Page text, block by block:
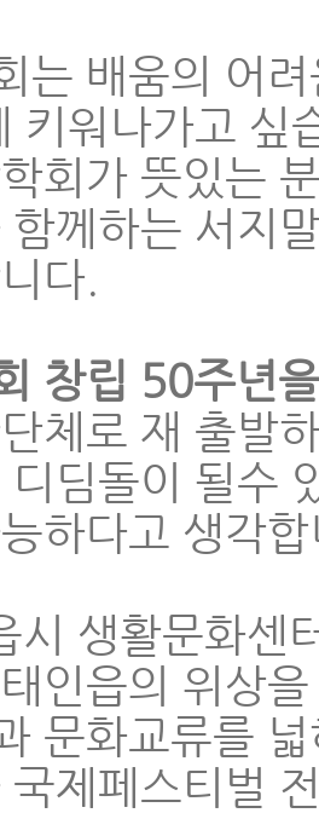
는 배움의 어
키워나가고 싶
회가 뜻있는
함께하는 서지
다.
창립 50주년
체로 재 출발
딤돌이 될수
하다고 생각
시 생활문화센
인읍의 위상
문화교류를
국제페스티벌